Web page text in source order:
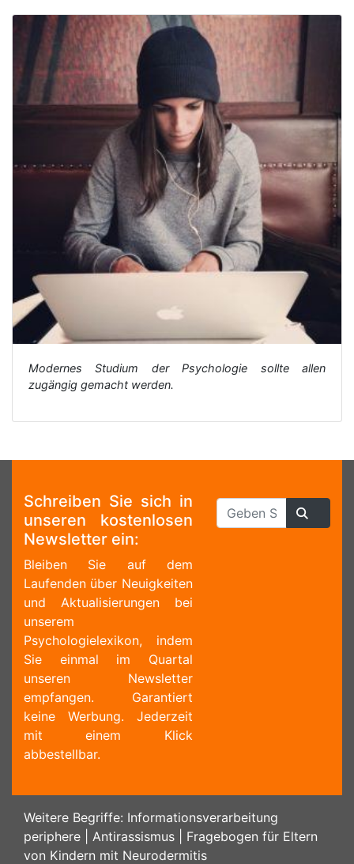
Modernes Studium der Psychologie sollte allen
zugängig gemacht werden.
Schreiben Sie sich in
unseren kostenlosen
Newsletter ein:
Bleiben Sie auf dem
Laufenden über Neuigkeiten
und Aktualisierungen bei
unserem
Psychologielexikon, indem
Sie einmal im Quartal
unseren Newsletter
empfangen. Garantiert
keine Werbung. Jederzeit
mit einem Klick
abbestellbar.
Weitere Begriffe: Informationsverarbeitung
periphere
Antirassismus
Fragebogen für Eltern
von Kindern mit Neurodermitis